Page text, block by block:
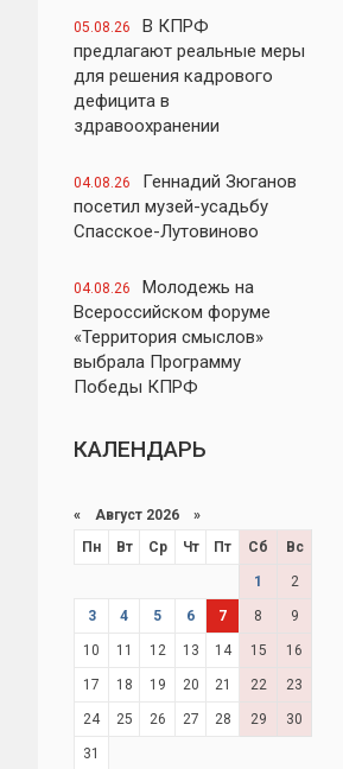
05.08.26
В КПРФ
предлагают реальные меры
для решения кадрового
дефицита в
здравоохранении
04.08.26
Геннадий Зюганов
посетил музей-усадьбу
Спасское-Лутовиново
04.08.26
Молодежь на
Всероссийском форуме
«Территория смыслов»
выбрала Программу
Победы КПРФ
КАЛЕНДАРЬ
« Август 2026 »
Пн
Вт Ср Чт Пт Сб Вс
1 2
3 4 5 6 7 8 9
10 11 12 13 14 15 16
17 18 19 20 21 22 23
24 25 26 27 28 29 30
31